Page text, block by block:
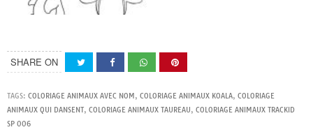
SHARE ON
TAGS: COLORIAGE ANIMAUX AVEC NOM, COLORIAGE ANIMAUX KOALA, COLORIAGE
ANIMAUX QUI DANSENT, COLORIAGE ANIMAUX TAUREAU, COLORIAGE ANIMAUX TRACKID
SP 006